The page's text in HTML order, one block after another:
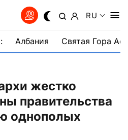
RU
Албания Святая Гора
жестко
правительства
однополых